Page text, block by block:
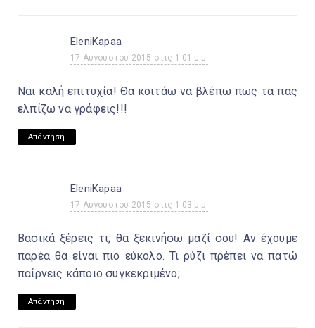
EleniKapaa
17 Αυγούστου 2015 στις 1:01 μ.μ.
Ναι καλή επιτυχία! Θα κοιτάω να βλέπω πως τα πας
ελπίζω να γράφεις!!!
Απάντηση
EleniKapaa
17 Αυγούστου 2015 στις 1:03 μ.μ.
Βασικά ξέρεις τι; θα ξεκινήσω μαζί σου! Αν έχουμε
παρέα θα είναι πιο εύκολο. Τι ρύζι πρέπει να πατώ
παίρνεις κάποιο συγκεκριμένο;
Απάντηση